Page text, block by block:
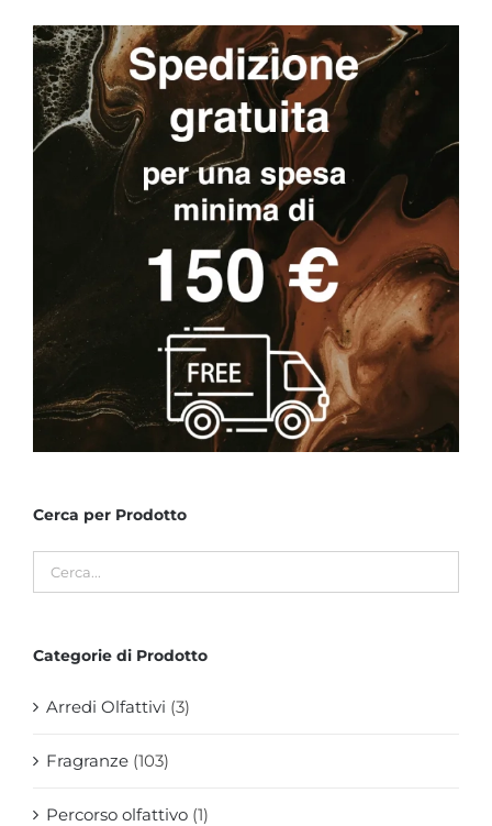
Cerca per Prodotto
Categorie di Prodotto
Arredi Olfattivi (3)
Fragranze (103)
Percorso olfattivo (1)